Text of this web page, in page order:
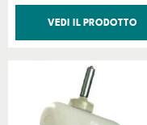
VEDI IL PRODOTTO